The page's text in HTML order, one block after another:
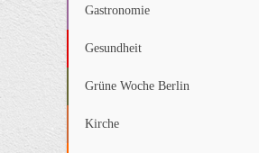
Gastronomie
Gesundheit
Grüne Woche Berlin
Kirche